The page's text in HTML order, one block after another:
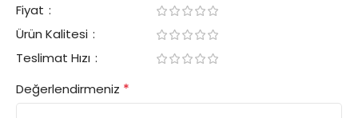
Fiyat
Ürün Kalitesi
Teslimat Hızı
Değerlendirmeniz *